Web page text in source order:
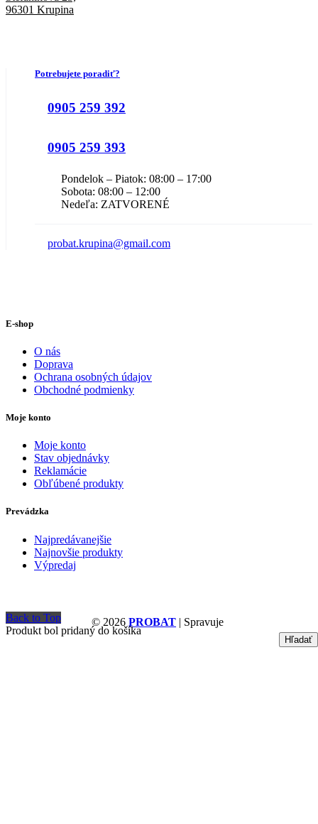
96301 Krupina
Potrebujete poradiť?
0905 259 392
0905 259 393
Pondelok – Piatok: 08:00 – 17:00
Sobota: 08:00 – 12:00
Nedeľa: ZATVORENÉ
probat.krupina@gmail.com
E-shop
O nás
Doprava
Ochrana osobných údajov
Obchodné podmienky
Moje konto
Moje konto
Stav objednávky
Reklamácie
Obľúbené produkty
Prevádzka
Najpredávanejšie
Najnovšie produkty
Výpredaj
© 2026 PROBAT | Spravuje
Back to Top
Produkt bol pridaný do košíka